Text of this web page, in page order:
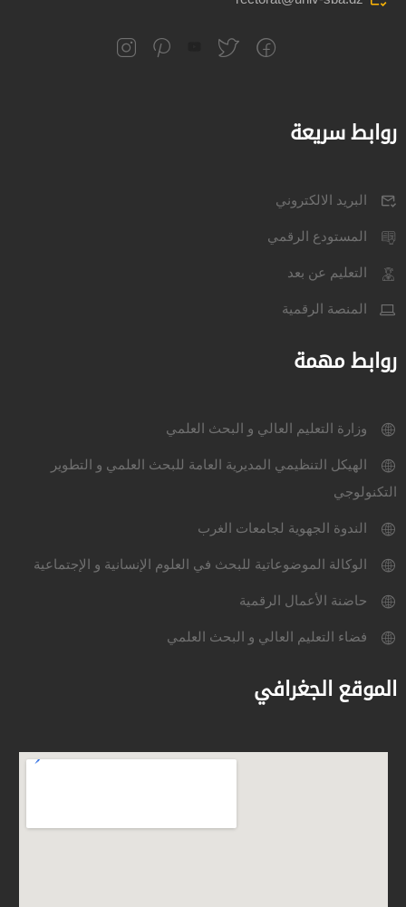
روابط سريعة
البريد الالكتروني
المستودع الرقمي
التعليم عن بعد
المنصة الرقمية
روابط مهمة
وزارة التعليم العالي و البحث العلمي
الهيكل التنظيمي المديرية العامة للبحث العلمي و التطوير
التكنولوجي
الندوة الجهوية لجامعات الغرب
الوكالة الموضوعاتية للبحث في العلوم الإنسانية و الإجتماعية
حاضنة الأعمال الرقمية
فضاء التعليم العالي و البحث العلمي
الموقع الجغرافي